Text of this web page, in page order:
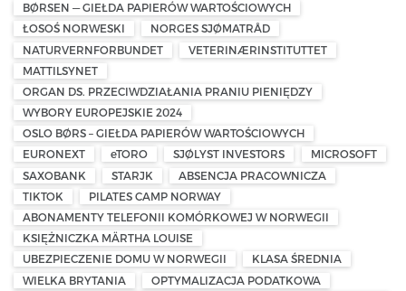
BØRSEN — GIEŁDA PAPIERÓW WARTOŚCIOWYCH
ŁOSOŚ NORWESKI
NORGES SJØMATRÅD
NATURVERNFORBUNDET
VETERINÆRINSTITUTTET
MATTILSYNET
ORGAN DS. PRZECIWDZIAŁANIA PRANIU PIENIĘDZY
WYBORY EUROPEJSKIE 2024
OSLO BØRS – GIEŁDA PAPIERÓW WARTOŚCIOWYCH
EURONEXT
eTORO SJØLYST INVESTORS
MICROSOFT
SAXOBANK
STARJK
ABSENCJA PRACOWNICZA
TIKTOK
PILATES CAMP NORWAY
ABONAMENTY TELEFONII KOMÓRKOWEJ W NORWEGII
KSIĘŻNICZKA MÄRTHA LOUISE
UBEZPIECZENIE DOMU W NORWEGII
KLASA ŚREDNIA
WIELKA BRYTANIA
OPTYMALIZACJA PODATKOWA